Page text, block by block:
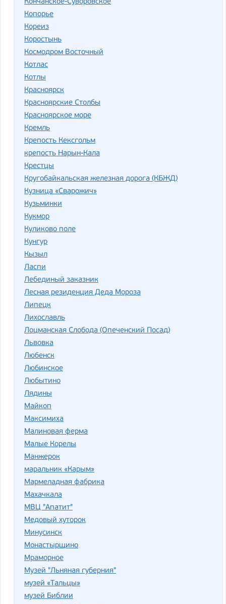
Кончанское-Суворовское
Копорье
Кореиз
Коростынь
Космодром Восточный
Котлас
Котлы
Красноярск
Красноярские Столбы
Красноярское море
Кремль
Крепость Кексгольм
крепость Нарын-Кала
Крестцы
Кругобайкальская железная дорога (КБЖД)
Кузница «Сварожич»
Кузьминки
Кукмор
Куликово поле
Кунгур
Кызыл
Ласпи
Лебединый заказник
Лесная резиденция Деда Мороза
Липецк
Лихославль
Лоцманская Слобода (Опеченский Посад)
Львовка
Любенск
Любинское
Любытино
Лядины
Майкоп
Максимиха
Малиновая ферма
Малые Корелы
Манжерок
маральник «Карым»
Мармеладная фабрика
Махачкала
МВЦ "Апатит"
Медовый хуторок
Минусинск
Монастырщино
Мраморное
Музей "Льняная губерния"
музей «Тальцы»
музей Библии